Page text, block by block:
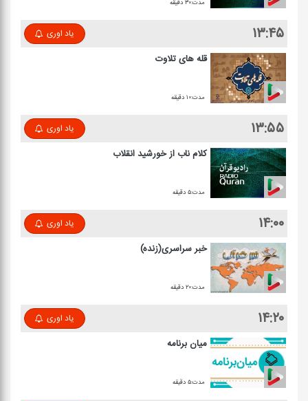
مدت:۳۰ دقیقه
۱۳:۴۵ یاد اوری
قله های تلاوت
مدت:۱۰ دقیقه
۱۳:۵۵ یاد اوری
كلام ناب از خورشید انقلاب
مدت:۵ دقیقه
۱۴:۰۰ یاد اوری
خبر سراسری(زنده)
مدت:۲۰ دقیقه
۱۴:۲۰ یاد اوری
میان برنامه
مدت:۵ دقیقه